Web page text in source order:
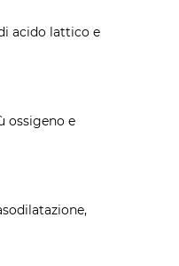
acido lattico e
ossigeno e